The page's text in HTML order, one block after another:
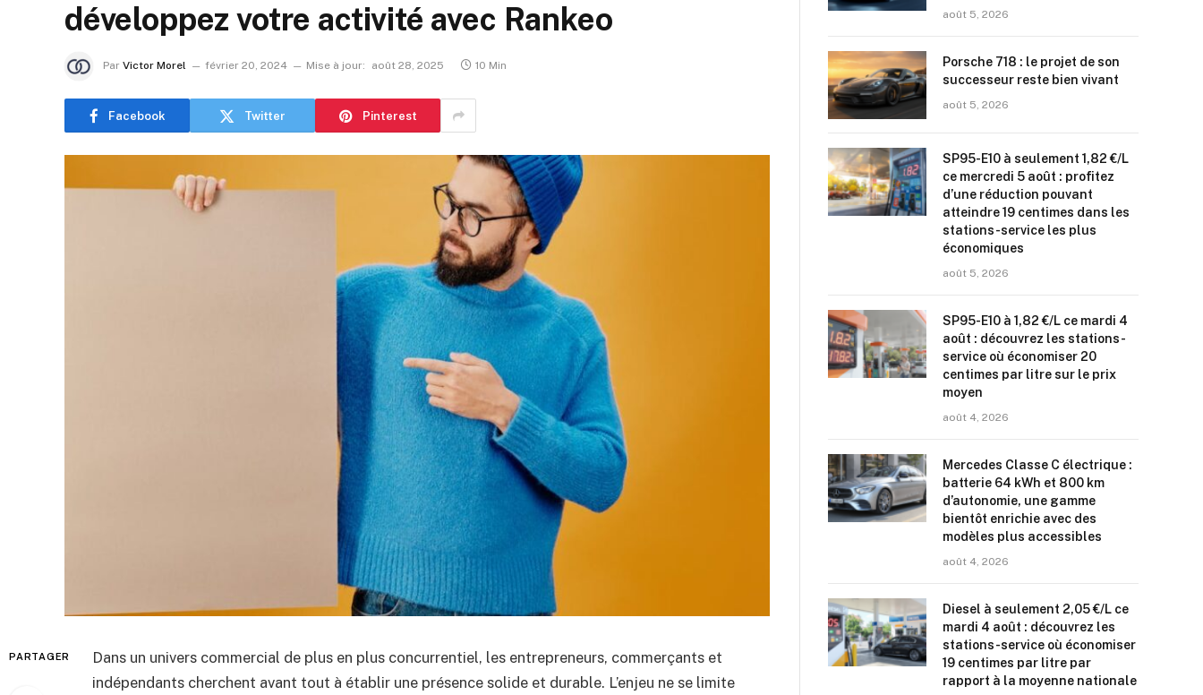
développez votre activité avec Rankeo
Par Victor Morel février 20, 2024 Mise à jour: août 28, 2025 10 Min
Facebook Twitter Pinterest
PARTAGER
Dans un univers commercial de plus en plus concurrentiel, les entrepreneurs, commerçants et
indépendants cherchent avant tout à établir une présence solide et durable. L’enjeu ne se limite
août 5, 2026
Porsche 718 : le projet de son
successeur reste bien vivant
août 5, 2026
SP95-E10 à seulement 1,82 €/L
ce mercredi 5 août : profitez
d’une réduction pouvant
atteindre 19 centimes dans les
stations-service les plus
économiques
août 5, 2026
SP95-E10 à 1,82 €/L ce mardi 4
août : découvrez les stations-
service où économiser 20
centimes par litre sur le prix
moyen
août 4, 2026
Mercedes Classe C électrique :
batterie 64 kWh et 800 km
d’autonomie, une gamme
bientôt enrichie avec des
modèles plus accessibles
août 4, 2026
Diesel à seulement 2,05 €/L ce
mardi 4 août : découvrez les
stations-service où économiser
19 centimes par litre par
rapport à la moyenne nationale